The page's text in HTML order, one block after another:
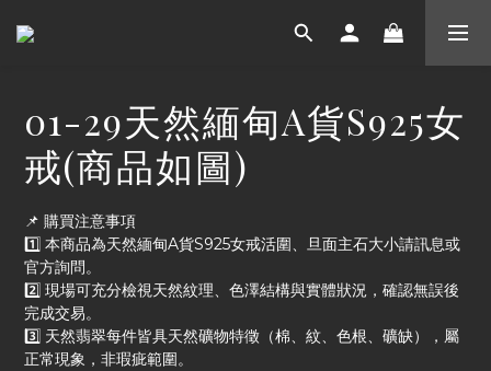
01-29天然緬甸A貨S925女
戒(商品如圖)
📌 購買注意事項
1️⃣ 本商品為天然緬甸A貨S925女戒活圍、旦面主石大小請訊息或
官方詢問。
2️⃣ 現場可充分檢視天然紋理、色澤結構與實體狀況，確認無誤後
完成交易。
3️⃣ 天然翡翠每件皆具天然礦物特徵（棉、紋、色根、礦缺），屬
正常現象，非瑕疵範圍。